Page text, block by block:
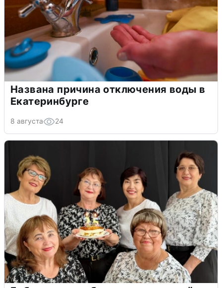
Названа причина отключения воды в
Екатеринбурге
8 августа 24